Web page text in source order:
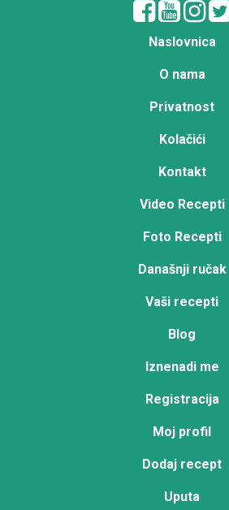
Naslovnica
O nama
Privatnost
Kolačići
Kontakt
Video Recepti
Foto Recepti
Današnji ručak
Vaši recepti
Blog
Iznenadi me
Registracija
Moj profil
Dodaj recept
Uputa